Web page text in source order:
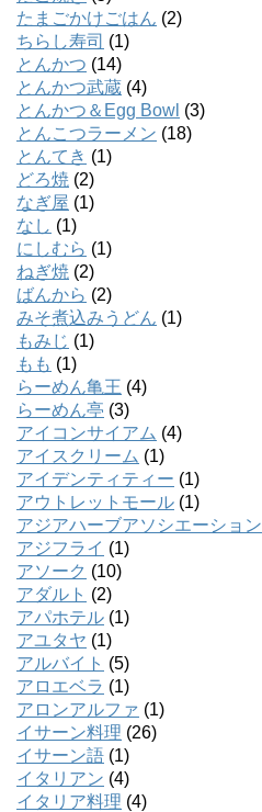
たまごかけごはん (2)
ちらし寿司 (1)
とんかつ (14)
とんかつ武蔵 (4)
とんかつ＆Egg Bowl (3)
とんこつラーメン (18)
とんてき (1)
どろ焼 (2)
なぎ屋 (1)
なし (1)
にしむら (1)
ねぎ焼 (2)
ばんから (2)
みそ煮込みうどん (1)
もみじ (1)
もも (1)
らーめん亀王 (4)
らーめん亭 (3)
アイコンサイアム (4)
アイスクリーム (1)
アイデンティティー (1)
アウトレットモール (1)
アジアハーブアソシエーション
アジフライ (1)
アソーク (10)
アダルト (2)
アパホテル (1)
アユタヤ (1)
アルバイト (5)
アロエベラ (1)
アロンアルファ (1)
イサーン料理 (26)
イサーン語 (1)
イタリアン (4)
イタリア料理 (4)